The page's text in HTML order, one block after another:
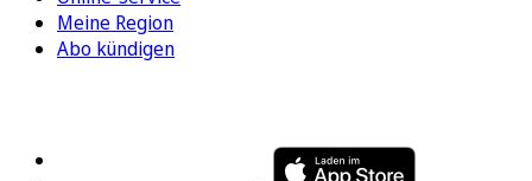
Meine Region
Abo kündigen